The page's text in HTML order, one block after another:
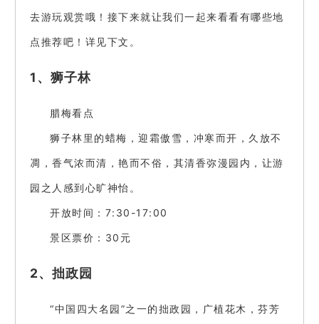
去游玩观赏哦！接下来就让我们一起来看看有哪些地
点推荐吧！详见下文。
1、狮子林
腊梅看点
狮子林里的蜡梅，迎霜傲雪，冲寒而开，久放不
凋，香气浓而清，艳而不俗，其清香弥漫园内，让游
园之人感到心旷神怡。
开放时间：7:30-17:00
景区票价：30元
2、拙政园
“中国四大名园”之一的拙政园，广植花木，芬芳